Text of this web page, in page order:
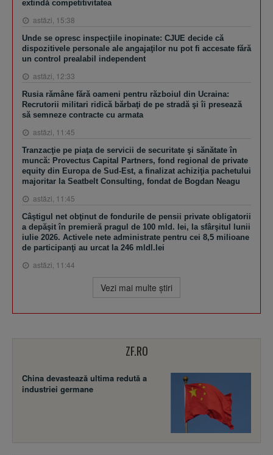
extindă competitivitatea
astăzi, 15:38
Unde se opresc inspecţiile inopinate: CJUE decide că
dispozitivele personale ale angajaţilor nu pot fi accesate fără
un control prealabil independent
astăzi, 12:33
Rusia rămâne fără oameni pentru războiul din Ucraina:
Recrutorii militari ridică bărbaţi de pe stradă şi îi presează
să semneze contracte cu armata
astăzi, 11:45
Tranzacţie pe piaţa de servicii de securitate şi sănătate în
muncă: Provectus Capital Partners, fond regional de private
equity din Europa de Sud-Est, a finalizat achiziţia pachetului
majoritar la Seatbelt Consulting, fondat de Bogdan Neagu
astăzi, 11:45
Câştigul net obţinut de fondurile de pensii private obligatorii
a depăşit în premieră pragul de 100 mld. lei, la sfârşitul lunii
iulie 2026. Activele nete administrate pentru cei 8,5 milioane
de participanţi au urcat la 246 mldl.lei
astăzi, 11:44
Vezi mai multe ştiri
ZF.RO
China devastează ultima redută a
industriei germane